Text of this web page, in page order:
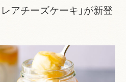
アチーズケーキ」が新登